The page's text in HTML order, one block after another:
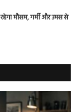
मौसम, गर्मी और उमस से